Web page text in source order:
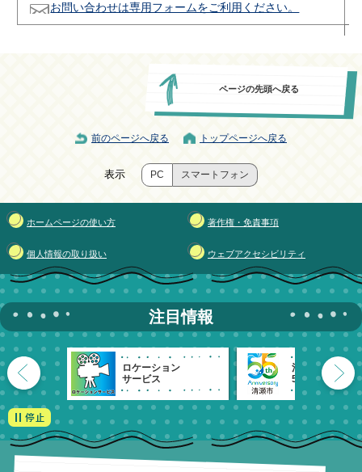
お問い合わせは専用フォームをご利用ください。
ページの先頭へ戻る
前のページへ戻る トップページへ戻る
表示 PC スマートフォン
ホームページの使い方 著作権・免責事項
個人情報の取り扱い ウェブアクセシビリティ
注目情報
ロケーション
サービス
清瀬市
55周年記念